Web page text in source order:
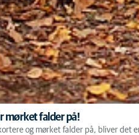
mørket falder på!
og mørket falder på, bliver det